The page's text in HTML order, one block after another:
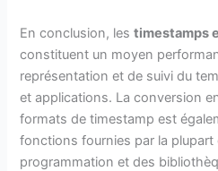
En conclusion, lestimestamps
constituent un moyen
représentation et de suivi du
et applications. La conversion
formats de timestamp est
fonctions fournies par la plupart
programmation et des